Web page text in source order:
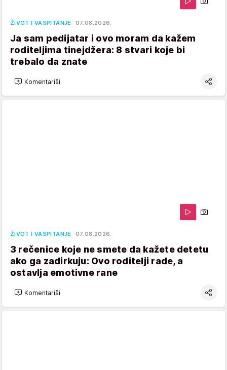
ŽIVOT I VASPITANJE 07.08.2026.
Ja sam pedijatar i ovo moram da kažem
roditeljima tinejdžera: 8 stvari koje bi
trebalo da znate
Komentariši
ŽIVOT I VASPITANJE 07.08.2026.
3 rečenice koje ne smete da kažete detetu
ako ga zadirkuju: Ovo roditelji rade, a
ostavlja emotivne rane
Komentariši